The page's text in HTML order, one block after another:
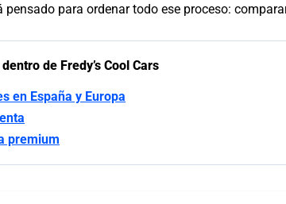
pensado para ordenar todo ese proceso:
de Fredy’s Cool Cars
en España y Europa
premium